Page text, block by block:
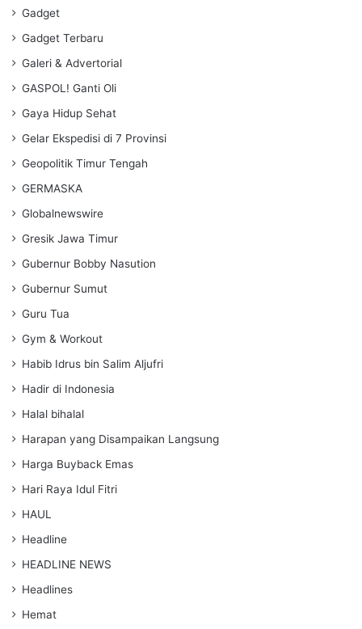
Gadget
Gadget Terbaru
Galeri & Advertorial
GASPOL! Ganti Oli
Gaya Hidup Sehat
Gelar Ekspedisi di 7 Provinsi
Geopolitik Timur Tengah
GERMASKA
Globalnewswire
Gresik Jawa Timur
Gubernur Bobby Nasution
Gubernur Sumut
Guru Tua
Gym & Workout
Habib Idrus bin Salim Aljufri
Hadir di Indonesia
Halal bihalal
Harapan yang Disampaikan Langsung
Harga Buyback Emas
Hari Raya Idul Fitri
HAUL
Headline
HEADLINE NEWS
Headlines
Hemat